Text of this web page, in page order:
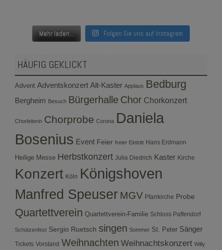
Mehr laden... Folgen Sie uns auf Instagram
HÄUFIG GEKLICKT
Advent Adventskonzert Alt-Kaster Applaus Bedburg
Bergheim Besuch Bürgerhalle Chor Chorkonzert
Chorleiterin Chorprobe Corona Daniela
Bosenius Event Feier freier Eintritt Hans Erdmann
Heilige Messe Herbstkonzert Julia Diedrich Kaster Kirche
Konzert Köln Königshoven
Manfred Speuser MGV Pfarrkirche Probe
Quartettverein Quartettverein-Familie Schloss Paffendorf
Schützenfest Sergio Ruetsch singen Sommer St. Peter Sänger
Tickets Vorstand Weihnachten Weihnachtskonzert Willy